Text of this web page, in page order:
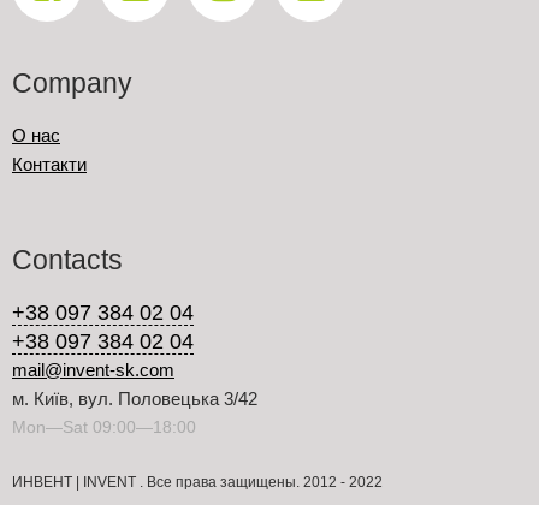
Company
О нас
Контакти
Contacts
+38 097 384 02 04
+38 097 384 02 04
mail@invent-sk.com
м. Київ, вул. Половецька 3/42
Mon—Sat 09:00—18:00
ИНВЕНТ | INVENT . Все права защищены. 2012 - 2022